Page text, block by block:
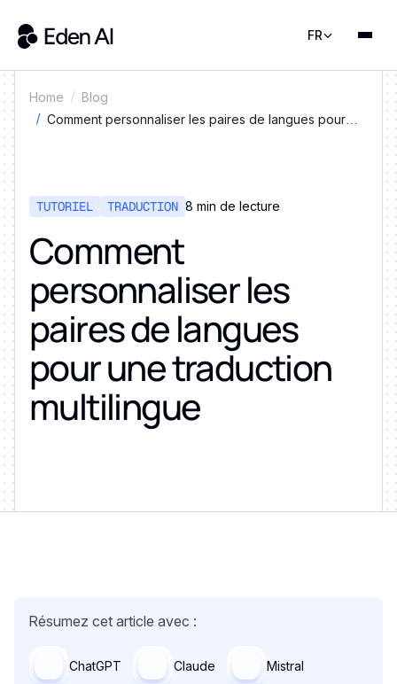
FR
Home
Blog
Comment personnaliser les paires de langues pour
TUTORIEL TRADUCTION 8 min de lecture
Comment
personnaliser les
paires de langues
pour une traduction
multilingue
Résumez cet article avec :
ChatGPT Claude Mistral